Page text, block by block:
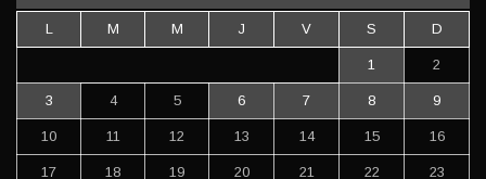
L M M J V S D
1 2
3 4 5 6 7 8 9
10 11 12 13 14 15 16
17 18 19 20 21 22 23